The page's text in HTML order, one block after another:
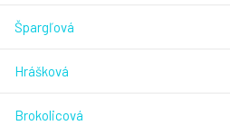
Špargľová
Hrášková
Brokolicová